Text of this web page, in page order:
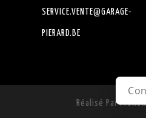
SERVICE.VENTE@GARAGE-
PIERARD.BE
Réalisé Par